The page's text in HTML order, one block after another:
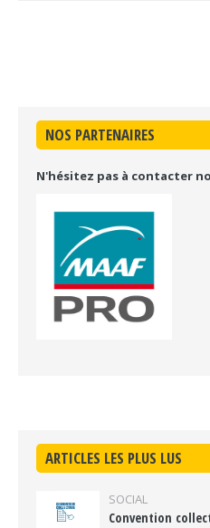
NOS PARTENAIRES
N'hésitez pas à contacter
ARTICLES LES PLUS LUS
SOCIAL
Convention